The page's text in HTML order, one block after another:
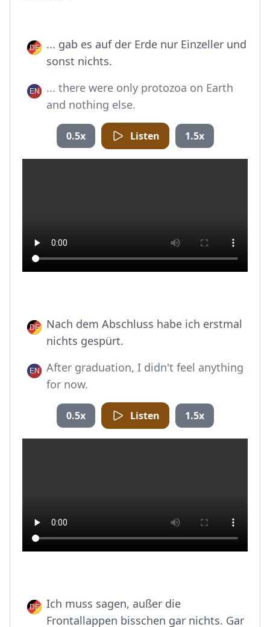
... gab es auf der Erde nur Einzeller und
sonst nichts.
... there were only protozoa on Earth
and nothing else.
0.5x Listen 1.5x
Nach dem Abschluss habe ich erstmal
nichts gespürt.
After graduation, I didn't feel anything
for now.
0.5x Listen 1.5x
Ich muss sagen, außer die
Frontallappen bisschen gar nichts. Gar